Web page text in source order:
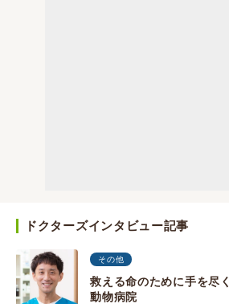
ドクターズインタビュー記事
その他
救える命のために手を尽
動物病院